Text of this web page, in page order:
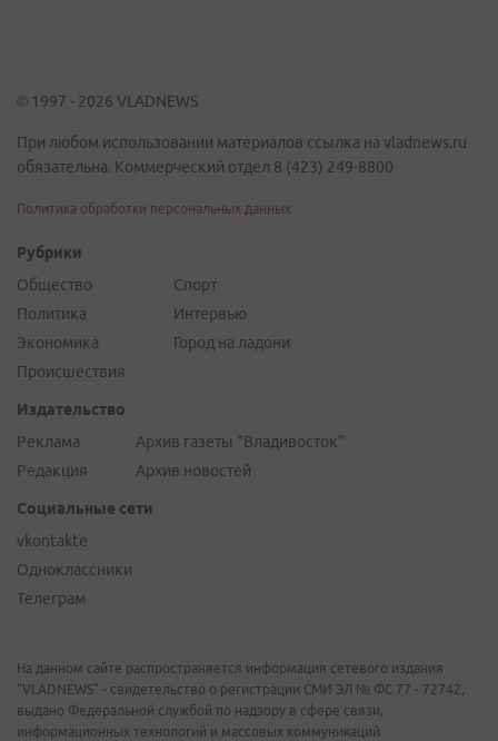
© 1997 - 2026 VLADNEWS
При любом использовании материалов ссылка на vladnews.ru
обязательна. Коммерческий отдел 8 (423) 249-8800
Политика обработки персональных данных
Рубрики
Общество
Политика
Экономика
Происшествия
Спорт
Интервью
Город на ладони
Издательство
Реклама
Редакция
Архив газеты "Владивосток"
Архив новостей
Социальные сети
vkontakte
Одноклассники
Телеграм
На данном сайте распространяется информация сетевого издания
"VLADNEWS" - свидетельство о регистрации СМИ ЭЛ № ФС 77 - 72742,
выдано Федеральной службой по надзору в сфере связи,
информационных технологий и массовых коммуникаций